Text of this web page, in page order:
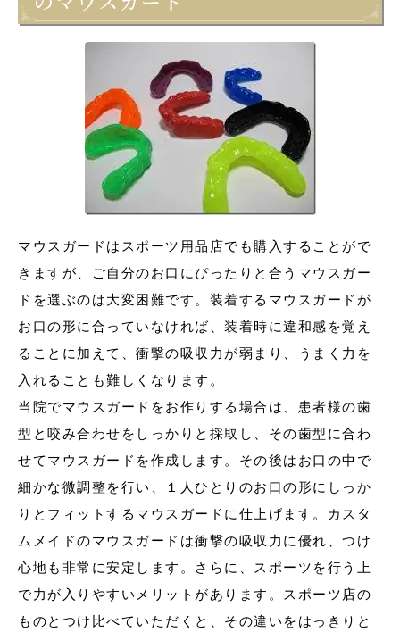
マウスガードはスポーツ用品店でも購入することがで
きますが、ご自分のお口にぴったりと合うマウスガー
ドを選ぶのは大変困難です。 装着するマウスガードが
お口の形に合っていなければ、装着時に違和感を覚え
ることに加えて、衝撃の吸収力が弱まり、うまく力を
入れることも難しくなります。
当院でマウスガードをお作りする場合は、患者様の歯
型と咬み合わせをしっかりと採取し、その歯型に合わ
せてマウスガードを作成します。その後はお口の中で
細かな微調整を行い、１人ひとりのお口の形にしっか
りとフィットするマウスガードに仕上げます。
カスタ
ムメイドのマウスガードは衝撃の吸収力に優れ、つけ
心地も非常に安定します。さらに、スポーツを行う上
で力が入りやすいメリットがあります。スポーツ店の
ものとつけ比べていただくと、その違いをはっきりと